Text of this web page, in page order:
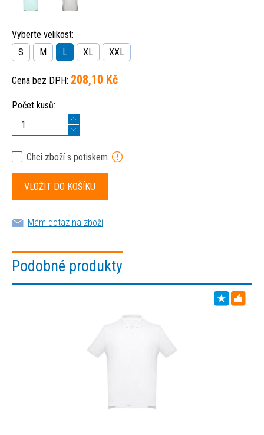
Vyberte velikost:
S
M L XL XXL
Cena bez DPH: 208,10 Kč
Počet kusů:
Chci zboží s potiskem
Mám dotaz na zboží
Podobné produkty